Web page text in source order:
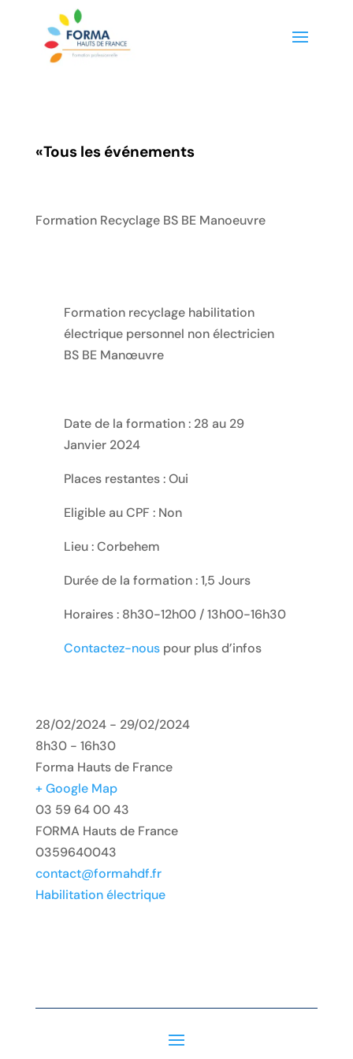
«Tous les événements
Formation Recyclage BS BE Manoeuvre
Formation recyclage habilitation
électrique personnel non électricien
BS BE Manœuvre
Date de la formation : 28 au 29
Janvier 2024
Places restantes : Oui
Eligible au CPF : Non
Lieu : Corbehem
Durée de la formation : 1,5 Jours
Horaires : 8h30-12h00 / 13h00-16h30
Contactez-nouspour plus d’infos
28/02/2024 - 29/02/2024
8h30 - 16h30
Forma Hauts de France
+ Google Map
03 59 64 00 43
FORMA Hauts de France
0359640043
contact@formahdf.fr
Habilitation électrique